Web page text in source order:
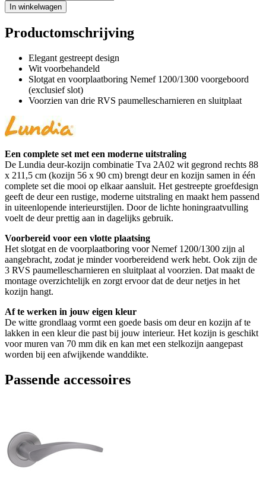
In winkelwagen
Productomschrijving
Elegant gestreept design
Wit voorbehandeld
Slotgat en voorplaatboring Nemef 1200/1300 voorgeboord
(exclusief slot)
Voorzien van drie RVS paumellescharnieren en sluitplaat
Een complete set met een moderne uitstraling
De Lundia deur-kozijn combinatie Tva 2A02 wit gegrond rechts 88
x 211,5 cm (kozijn 56 x 90 cm) brengt deur en kozijn samen in één
complete set die mooi op elkaar aansluit. Het gestreepte groefdesign
geeft de deur een rustige, moderne uitstraling en maakt hem passend
in uiteenlopende interieurstijlen. Door de lichte honingraatvulling
voelt de deur prettig aan in dagelijks gebruik.
Voorbereid voor een vlotte plaatsing
Het slotgat en de voorplaatboring voor Nemef 1200/1300 zijn al
aangebracht, zodat je minder voorbereidend werk hebt. Ook zijn de
3 RVS paumellescharnieren en sluitplaat al voorzien. Dat maakt de
montage overzichtelijk en zorgt ervoor dat de deur netjes in het
kozijn hangt.
Af te werken in jouw eigen kleur
De witte grondlaag vormt een goede basis om deur en kozijn af te
lakken in een kleur die past bij jouw interieur. Het kozijn is geschikt
voor muren van 70 mm dik en kan met een stelkozijn aangepast
worden bij een afwijkende wanddikte.
Passende accessoires